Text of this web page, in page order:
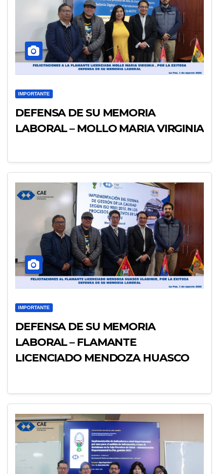
IMPORTANTE
DEFENSA DE SU MEMORIA
LABORAL – MOLLO MARIA VIRGINIA
IMPORTANTE
DEFENSA DE SU MEMORIA
LABORAL – FLAMANTE
LICENCIADO MENDOZA HUASCO